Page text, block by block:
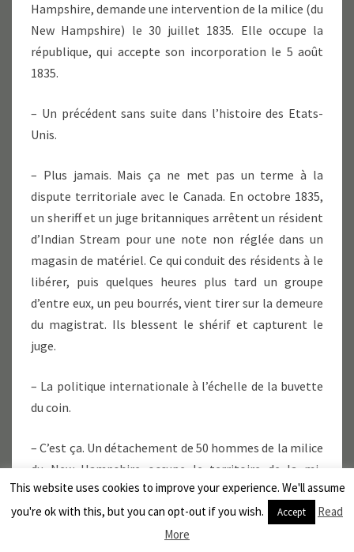
Hampshire, demande une intervention de la milice (du
New Hampshire) le 30 juillet 1835. Elle occupe la
république, qui accepte son incorporation le 5 août
1835.
– Un précédent sans suite dans l’histoire des Etats-
Unis.
– Plus jamais. Mais ça ne met pas un terme à la
dispute territoriale avec le Canada. En octobre 1835,
un sheriff et un juge britanniques arrêtent un résident
d’Indian Stream pour une note non réglée dans un
magasin de matériel. Ce qui conduit des résidents à le
libérer, puis quelques heures plus tard un groupe
d’entre eux, un peu bourrés, vient tirer sur la demeure
du magistrat. Ils blessent le shérif et capturent le
juge.
– La politique internationale à l’échelle de la buvette
du coin.
– C’est ça. Un détachement de 50 hommes de la milice
du New Hampshire occupe le territoire de la mi-
novembre au 18 février 1836. Le 2 avril, les résidents
d’Indian Stream adoptent unanimement une
résolution reconnaissant au New Hampshire le droit
This website uses cookies to improve your experience. We'll assume
you're ok with this, but you can opt-out if you wish.
Accept
Read
More